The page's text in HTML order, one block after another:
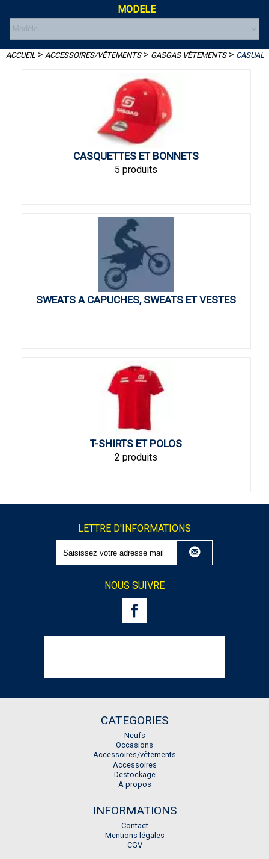
MODELE
ACCUEIL > ACCESSOIRES/VÊTEMENTS> GASGAS VÊTEMENTS> CASUAL
CASQUETTES ET BONNETS
5 produits
SWEATS A CAPUCHES, SWEATS ET VESTES
T-SHIRTS ET POLOS
2 produits
LETTRE D'INFORMATIONS
NOUS SUIVRE
CATEGORIES
Neufs
Occasions
Accessoires/vêtements
Accessoires
Destockage
A propos
INFORMATIONS
Contact
Mentions légales
CGV